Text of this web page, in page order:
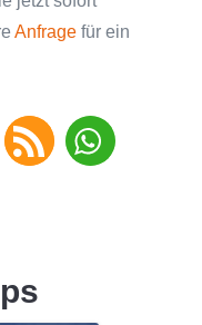
Anfragefür ein